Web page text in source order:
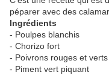
péparer avec des
Ingrédients
- Poulpes blanchis
- Chorizo fort
- Poivrons rouges et verts
- Piment vert piquant